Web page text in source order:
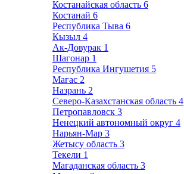
Костанайская область 6
Костанай 6
Республика Тыва 6
Кызыл 4
Ак-Довурак 1
Шагонар 1
Республика Ингушетия 5
Магас 2
Назрань 2
Северо-Казахстанская область 4
Петропавловск 3
Ненецкий автономный округ 4
Нарьян-Мар 3
Жетысу область 3
Текели 1
Магаданская область 3